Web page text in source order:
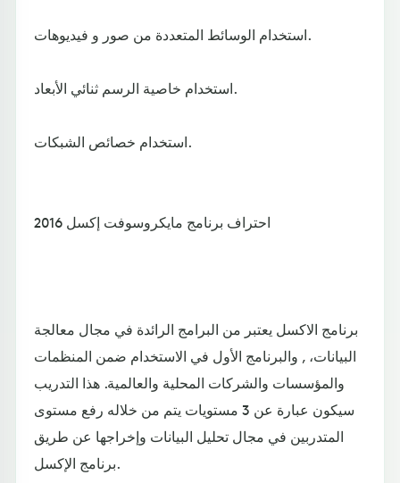
استخدام الوسائط المتعددة من صور و فيديوهات.
استخدام خاصية الرسم ثنائي الأبعاد.
استخدام خصائص الشبكات.
احتراف برنامج مايكروسوفت إكسل 2016
برنامج الاكسل يعتبر من البرامج الرائدة في مجال معالجة
البيانات، , والبرنامج الأول في الاستخدام ضمن المنظمات
والمؤسسات والشركات المحلية والعالمية. هذا التدريب
سيكون عبارة عن 3 مستويات يتم من خلاله رفع مستوى
المتدربين في مجال تحليل البيانات وإخراجها عن طريق
برنامج الإكسل.